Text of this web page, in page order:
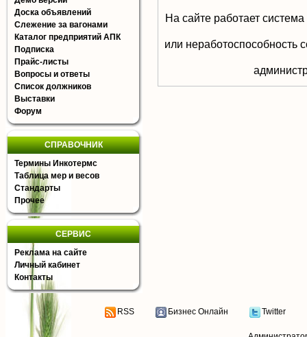
Доска объявлений
Слежение за вагонами
Каталог предприятий АПК
Подписка
Прайс-листы
Вопросы и ответы
Список должников
Выставки
Форум
СПРАВОЧНИК
Термины Инкотермс
Таблица мер и весов
Стандарты
Прочее
СЕРВИС
Реклама на сайте
Личный кабинет
Контакты
На сайте работает
или неработоспособность
RSS Бизнес Онлайн Twitter